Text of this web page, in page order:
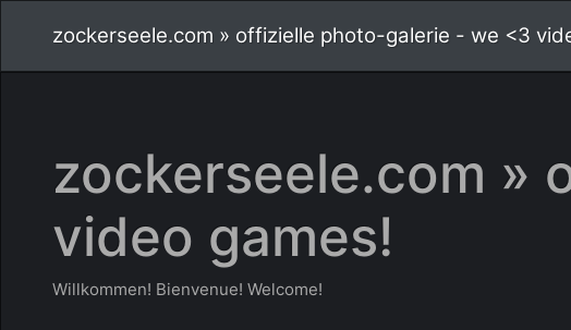
zockerseele.com » offizielle photo-galerie - we <3
zockerseele.com »
video games!
Willkommen! Bienvenue! Welcome!